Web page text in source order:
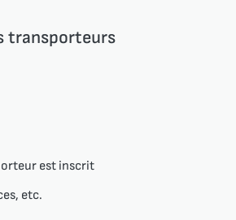
transporteurs
est inscrit
etc.